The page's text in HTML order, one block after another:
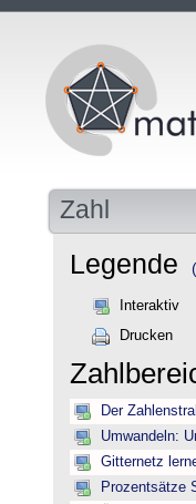
Zahl
Legende
Interaktiv
Drucken
Der
Umwandeln:
Gitternetz
Prozentsätze